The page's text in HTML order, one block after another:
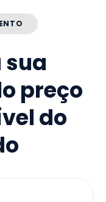
sua
preço
do